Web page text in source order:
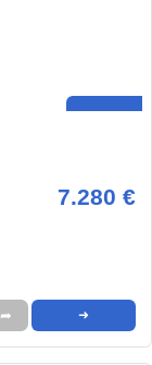
7.280 €
➦ ➜